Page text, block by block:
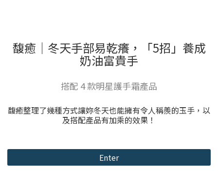
馥癒｜冬天手部易乾癢，「5招」養成
奶油富貴手
搭配 4 款明星護手霜產品
馥癒整理了幾種方式讓妳冬天也能擁有令人稱羨的玉手，以
及搭配產品有加乘的效果！
Enter